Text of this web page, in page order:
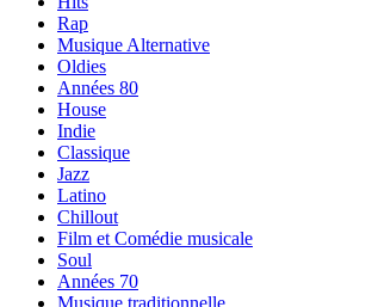
Rap
Musique Alternative
Oldies
Années 80
House
Indie
Classique
Jazz
Latino
Chillout
Film et Comédie musicale
Soul
Années 70